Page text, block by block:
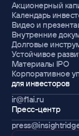
для инвесторов
ir@f1ai.ru
Пресс-центр
Акционерный
Календарь
Видео и
Внутренние
Долговые
Устойчивое
Материалы IPO
Корпоративное